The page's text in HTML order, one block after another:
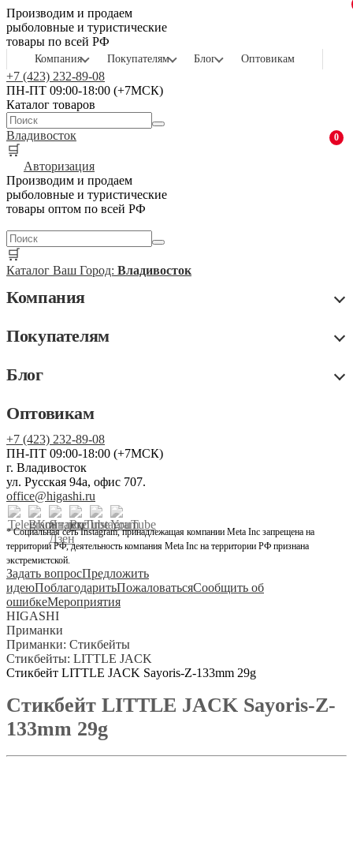
Производим и продаем
рыболовные и туристические
товары по всей РФ
Компания Покупателям Блог Оптовикам
+7 (423) 232-89-08
ПН-ПТ 09:00-18:00 (+7МСК)
Каталог товаров
Владивосток
🛒
0
Авторизация
Производим и продаем
рыболовные и туристические
товары оптом по всей РФ
🛒
Каталог Ваш Город: Владивосток
Компания
Покупателям
Блог
Оптовикам
+7 (423) 232-89-08
ПН-ПТ 09:00-18:00 (+7МСК)
г. Владивосток
ул. Русская 94а, офис 707.
office@higashi.ru
* Социальная сеть Instagram, принадлежащая компании Meta Inc запрещена на
территории РФ, деятельность компания Meta Inc на территории РФ признана
экстремистской.
Задать вопросПредложить
идеюПоблагодаритьПожаловатьсяСообщить об
ошибкеМероприятия
HIGASHI
Приманки
Приманки: Стикбейты
Стикбейты: LITTLE JACK
Стикбейт LITTLE JACK Sayoris-Z-133mm 29g
Стикбейт LITTLE JACK Sayoris-Z-
133mm 29g